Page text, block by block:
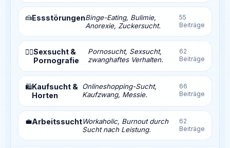
🍰EssstörungenBinge-Eating, Bulimie,
Anorexie, Zuckersucht.
55
Beiträge
❤️‍🔥Sexsucht &
Pornografie
Pornosucht, Sexsucht,
zwanghaftes Verhalten.
62
Beiträge
🛍️Kaufsucht &
Horten
Onlineshopping-Sucht,
Kaufzwang, Messie.
66
Beiträge
💼ArbeitssuchtWorkaholic, Burnout durch
Sucht nach Leistung.
62
Beiträge